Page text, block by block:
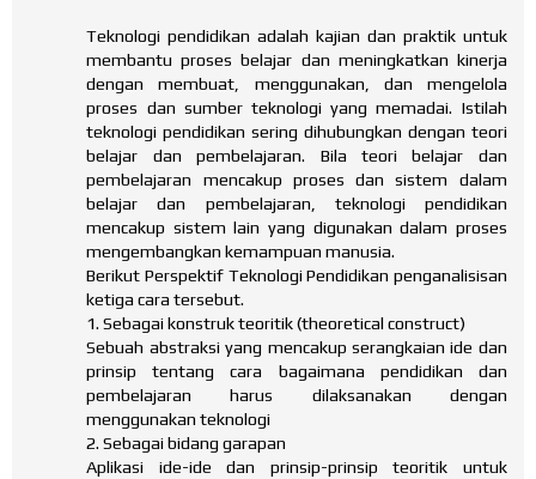
Teknologi pendidikan adalah kajian dan praktik untuk
membantu proses belajar dan meningkatkan kinerja
dengan membuat, menggunakan, dan mengelola
proses dan sumber teknologi yang memadai. Istilah
teknologi pendidikan sering dihubungkan dengan teori
belajar dan pembelajaran. Bila teori belajar dan
pembelajaran mencakup proses dan sistem dalam
belajar dan pembelajaran, teknologi pendidikan
mencakup sistem lain yang digunakan dalam proses
mengembangkan kemampuan manusia.
Berikut Perspektif Teknologi Pendidikan penganalisisan
ketiga cara tersebut.
1. Sebagai konstruk teoritik (theoretical construct)
Sebuah abstraksi yang mencakup serangkaian ide dan
prinsip tentang cara bagaimana pendidikan dan
pembelajaran harus dilaksanakan dengan
menggunakan teknologi
2. Sebagai bidang garapan
Aplikasi ide-ide dan prinsip-prinsip teoritik untuk